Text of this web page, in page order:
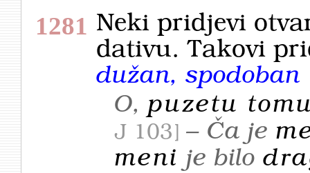
1281 Neki pridjevi
dativu. Takovi
dužan, spodoban
O,puzetu
J 103 – Ča je
meni je bilo